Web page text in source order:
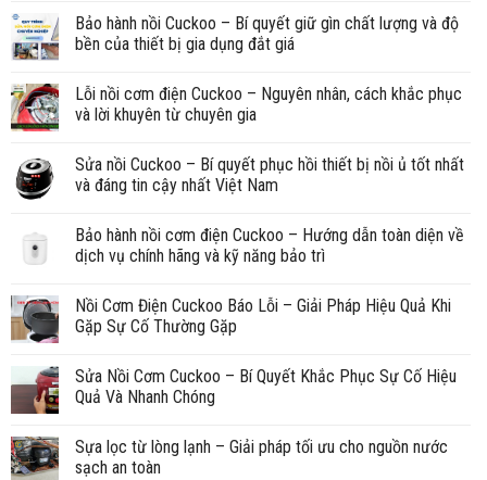
Bảo hành nồi Cuckoo – Bí quyết giữ gìn chất lượng và độ
bền của thiết bị gia dụng đắt giá
Lỗi nồi cơm điện Cuckoo – Nguyên nhân, cách khắc phục
và lời khuyên từ chuyên gia
Sửa nồi Cuckoo – Bí quyết phục hồi thiết bị nồi ủ tốt nhất
và đáng tin cậy nhất Việt Nam
Bảo hành nồi cơm điện Cuckoo – Hướng dẫn toàn diện về
dịch vụ chính hãng và kỹ năng bảo trì
Nồi Cơm Điện Cuckoo Báo Lỗi – Giải Pháp Hiệu Quả Khi
Gặp Sự Cố Thường Gặp
Sửa Nồi Cơm Cuckoo – Bí Quyết Khắc Phục Sự Cố Hiệu
Quả Và Nhanh Chóng
Sựa lọc từ lòng lạnh – Giải pháp tối ưu cho nguồn nước
sạch an toàn